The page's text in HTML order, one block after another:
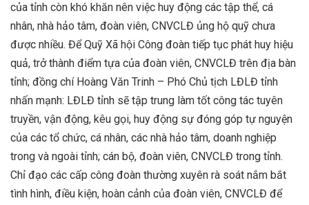
của tỉnh còn khó khăn nên việc huy động các tập thể, cá
nhân, nhà hảo tâm, đoàn viên, CNVCLĐ ủng hộ quỹ chưa
được nhiều. Để Quỹ Xã hội Công đoàn tiếp tục phát huy hiệu
quả, trở thành điểm tựa của đoàn viên, CNVCLĐ trên địa bàn
tỉnh; đồng chí Hoàng Văn Trinh – Phó Chủ tịch LĐLĐ tỉnh
nhấn mạnh: LĐLĐ tỉnh sẽ tập trung làm tốt công tác tuyên
truyền, vận động, kêu gọi, huy động sự đóng góp tự nguyện
của các tổ chức, cá nhân, các nhà hảo tâm, doanh nghiệp
trong và ngoài tỉnh; cán bộ, đoàn viên, CNVCLĐ trong tỉnh.
Chỉ đạo các cấp công đoàn thường xuyên rà soát nắm bắt
tình hình, điều kiện, hoàn cảnh của đoàn viên, CNVCLĐ để